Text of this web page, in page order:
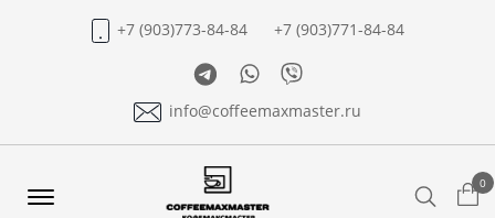
+7 (903)773-84-84
+7 (903)771-84-84
TelegramWhatsapp
Viber
info@coffeemaxmaster.ru
0